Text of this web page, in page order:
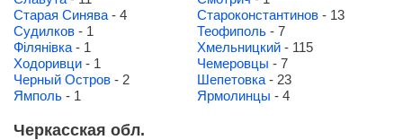
Старая Синява - 4 Староконстантинов - 13
Судилков - 1 Теофиполь - 7
Філянівка - 1 Хмельницкий - 115
Ходоривци - 1 Чемеровцы - 7
Черный Остров - 2 Шепетовка - 23
Ямполь - 1 Ярмолинцы - 4
Черкасская обл.